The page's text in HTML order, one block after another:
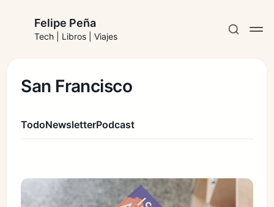
Felipe Peña
Tech | Libros | Viajes
San Francisco
TodoNewsletterPodcast